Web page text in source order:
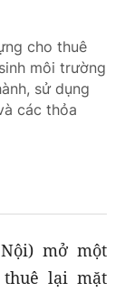
cho thuê
môi trường
sử dụng
các thỏa
mở một
lại mặt